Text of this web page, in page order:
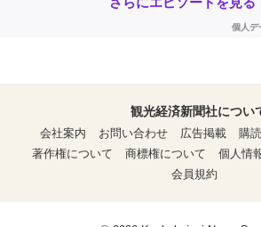
観光経済新聞社につい
会社案内
お問い合わせ 広告掲載
購
著作権について
商標権について
個人情
会員規約